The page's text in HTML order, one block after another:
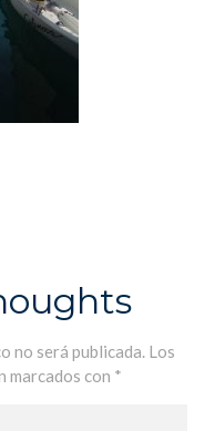
no será publicada. Los
marcados con *